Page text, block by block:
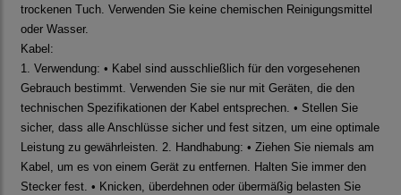
trockenen Tuch. Verwenden Sie keine chemischen Reinigungsmittel
oder Wasser.
Kabel:
1. Verwendung: • Kabel sind ausschließlich für den vorgesehenen
Gebrauch bestimmt. Verwenden Sie sie nur mit Geräten, die den
technischen Spezifikationen der Kabel entsprechen. • Stellen Sie
sicher, dass alle Anschlüsse sicher und fest sitzen, um eine optimale
Leistung zu gewährleisten. 2. Handhabung: • Ziehen Sie niemals am
Kabel, um es von einem Gerät zu entfernen. Halten Sie immer den
Stecker fest. • Knicken, überdehnen oder übermäßig belasten Sie